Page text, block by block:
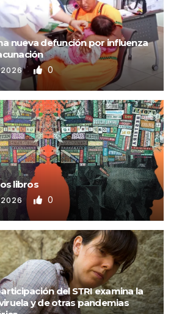
nueva defunción por influenza
2026 0
libros
0
del STRI examina la
y de otras pandemias